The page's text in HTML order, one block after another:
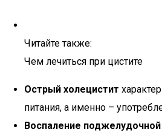
Читайте также:
Чем лечиться при цистите
Острый холецистит
питания, а именно –
Воспаление